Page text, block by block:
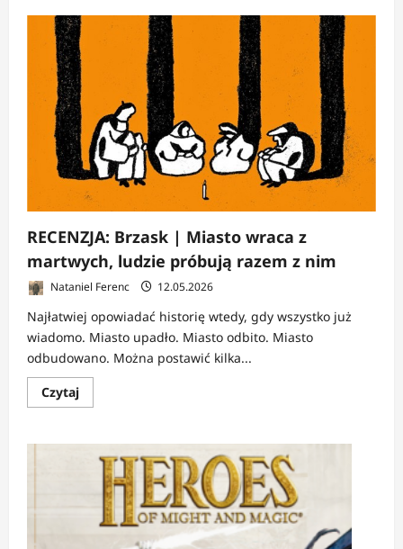
RECENZJA: Brzask | Miasto wraca z
martwych, ludzie próbują razem z nim
Nataniel Ferenc 12.05.2026
Najłatwiej opowiadać historię wtedy, gdy wszystko już
wiadomo. Miasto upadło. Miasto odbito. Miasto
odbudowano. Można postawić kilka...
CzytajDowiedz
się
RECENZJA:
Brzask
Miasto
wraca
martwych,
ludzie